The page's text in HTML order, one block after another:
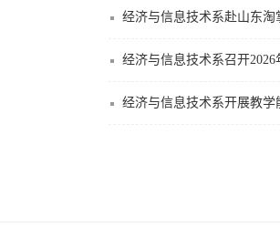
经济与信息技术系赴山东
经济与信息技术系召开
经济与信息技术系开展教